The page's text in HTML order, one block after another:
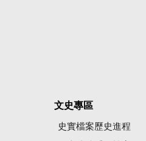
文史專區
史實檔案歷史進程